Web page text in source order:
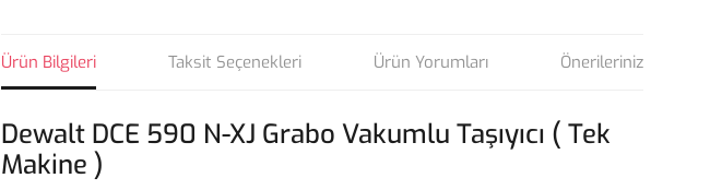
Ürün Bilgileri Taksit Seçenekleri Ürün Yorumları Önerileriniz
Dewalt DCE 590 N-XJ Grabo Vakumlu Taşıyıcı ( Tek
Makine )